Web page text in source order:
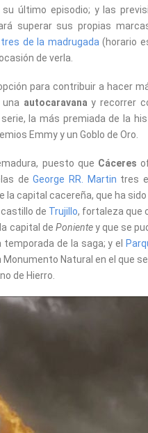
último episodio; y las
superar sus propias
tres de la madrugada (horario
de verla.
para contribuir a hacer
autocaravana y recorrer
la más premiada de la
Emmy y un Goblo de Oro.
puesto que Cáceres
deGeorge RR. Martin tres
la capital cacereña, que ha
castillo de Trujillo, fortaleza que
capital de Ponientey que se
de la saga; y el
Monumento Natural en el que
de Hierro.